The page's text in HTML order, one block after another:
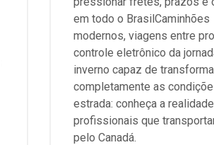
em todo o BrasilCaminhões
modernos, viagens entre
controle eletrônico da
inverno capaz de
completamente as
estrada: conheça a
profissionais que
pelo Canadá.